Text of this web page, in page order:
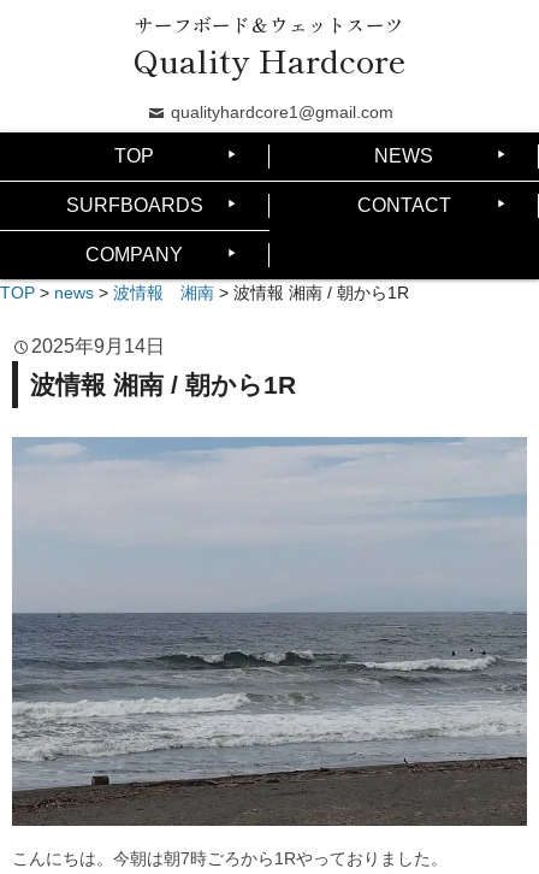
サーフボード＆ウェットスーツ
Quality Hardcore
qualityhardcore1@gmail.com
TOP NEWS
SURFBOARDS CONTACT
COMPANY
TOP > news > 波情報 湘南 > 波情報 湘南 / 朝から1R
2025年9月14日
波情報 湘南 / 朝から1R
こんにちは。今朝は朝7時ごろから1Rやっておりました。